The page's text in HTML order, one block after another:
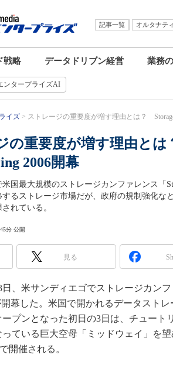
記事一覧 オルタナテ
戦略 データドリブン経営 業務
ンタープライズAI
イズ ストレージの重要度が増す理由とは？
の重要度が増す理由と
2006開幕
国最大規模のストレージカンファレンス「
するストレージ市場だが、政府の規制強化な
れている。
分 公開
見る
、米サンディエゴでストレージカンフ
開幕した。米国で開かれるデータスト
プンとなった初日の3日は、チュート
ている巨大空母「ミッドウェイ」を望
開催される。